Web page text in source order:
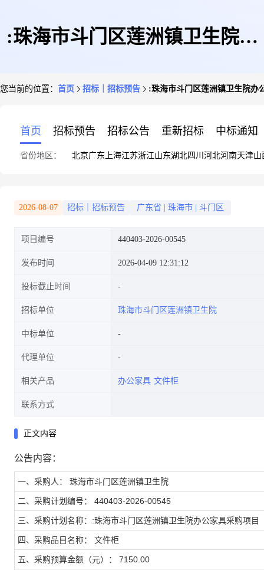
:珠海市斗门区莲洲镇卫生院办
您当前的位置： 首页 招标｜招标预告 :珠海市斗门区莲洲镇卫生院办
首页 招标预告 招标公告 重新招标 中标通知
省份地区： 北京广东 上海江苏浙江山东湖北四川 河北河南天津山
2026-08-07 招标｜招标预告 广东省 珠海市 斗门区
项目编号 440403-2026-00545
发布时间 2026-04-09 12:31:12
投标截止时间
招标单位 珠海市斗门区莲洲镇卫生院
中标单位
代理单位
相关产品 办公家具 文件柜
联系方式
正文内容
公告内容：
一、采购人： 珠海市斗门区莲洲镇卫生院
二、采购计划编号： 440403-2026-00545
三、采购计划名称：:珠海市斗门区莲洲镇卫生院办公家具采购项目
四、采购品目名称： 文件柜
五、采购预算金额（元）： 7150.00